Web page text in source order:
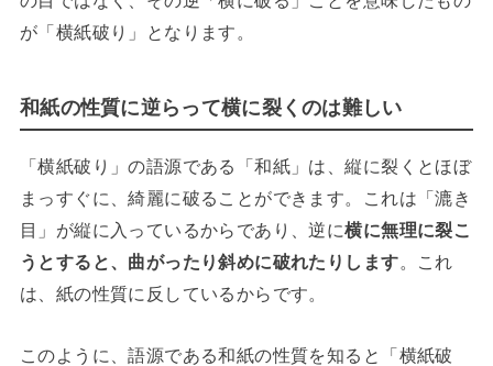
が「横紙破り」となります。
和紙の性質に逆らって横に裂くのは難しい
「横紙破り」の語源である「和紙」は、縦に裂くとほぼ
まっすぐに、綺麗に破ることができます。これは「漉き
目」が縦に入っているからであり、逆に横に無理に裂こ
うとすると、曲がったり斜めに破れたりします。これ
は、紙の性質に反しているからです。
このように、語源である和紙の性質を知ると「横紙破